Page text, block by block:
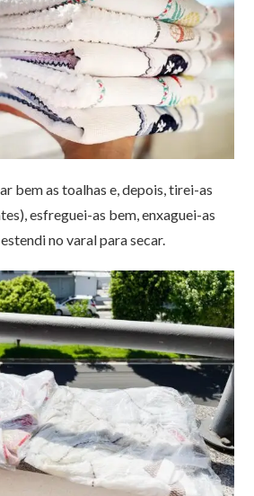
bem as toalhas e, depois, tirei-as
esfreguei-as bem, enxaguei-as
no varal para secar.